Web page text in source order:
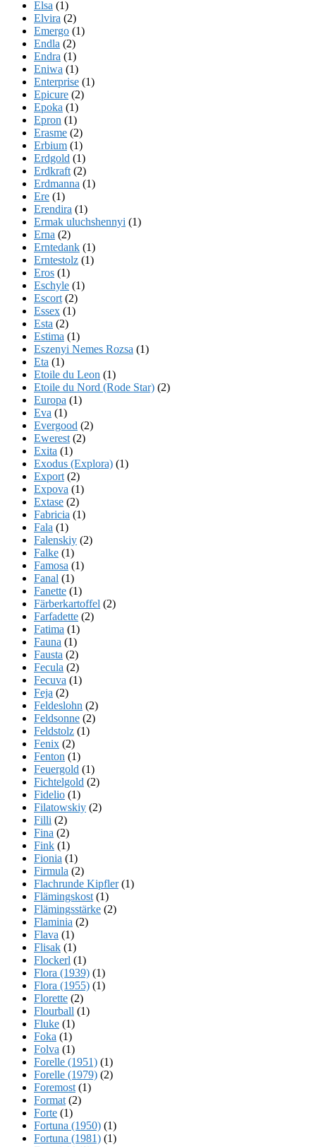
Elsa (1)
Elvira (2)
Emergo (1)
Endla (2)
Endra (1)
Eniwa (1)
Enterprise (1)
Epicure (2)
Epoka (1)
Epron (1)
Erasme (2)
Erbium (1)
Erdgold (1)
Erdkraft (2)
Erdmanna (1)
Ere (1)
Erendira (1)
Ermak uluchshennyi (1)
Erna (2)
Erntedank (1)
Erntestolz (1)
Eros (1)
Eschyle (1)
Escort (2)
Essex (1)
Esta (2)
Estima (1)
Eszenyi Nemes Rozsa (1)
Eta (1)
Etoile du Leon (1)
Etoile du Nord (Rode Star) (2)
Europa (1)
Eva (1)
Evergood (2)
Ewerest (2)
Exita (1)
Exodus (Explora) (1)
Export (2)
Expova (1)
Extase (2)
Fabricia (1)
Fala (1)
Falenskiy (2)
Falke (1)
Famosa (1)
Fanal (1)
Fanette (1)
Färberkartoffel (2)
Farfadette (2)
Fatima (1)
Fauna (1)
Fausta (2)
Fecula (2)
Fecuva (1)
Feja (2)
Feldeslohn (2)
Feldsonne (2)
Feldstolz (1)
Fenix (2)
Fenton (1)
Feuergold (1)
Fichtelgold (2)
Fidelio (1)
Filatowskiy (2)
Filli (2)
Fina (2)
Fink (1)
Fionia (1)
Firmula (2)
Flachrunde Kipfler(1)
Flämingskost (1)
Flämingsstärke (2)
Flaminia (2)
Flava (1)
Flisak (1)
Flockerl (1)
Flora (1939) (1)
Flora (1955) (1)
Florette (2)
Flourball (1)
Fluke (1)
Foka (1)
Folva (1)
Forelle (1951) (1)
Forelle (1979) (2)
Foremost (1)
Format (2)
Forte (1)
Fortuna (1950) (1)
Fortuna (1981) (1)